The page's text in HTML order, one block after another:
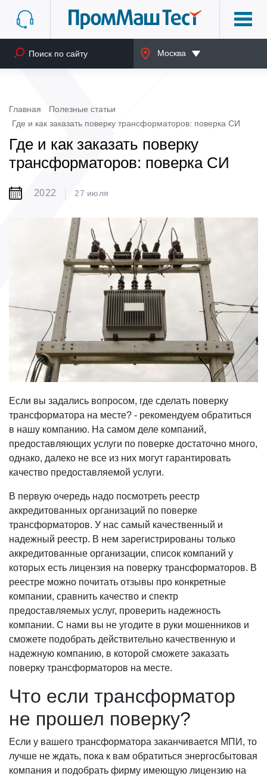
Москва
Главная
Полезные статьи
Где и как заказать поверку трансформаторов: поверка СИ
Где и как заказать поверку
трансформаторов: поверка СИ
2022 27 июля
Если вы задались вопросом, где сделать поверку
трансформатора на месте? - рекомендуем обратиться
в нашу компанию. На самом деле компаний,
предоставляющих услуги по поверке достаточно много,
однако, далеко не все из них могут гарантировать
качество предоставляемой услуги.
В первую очередь надо посмотреть реестр
аккредитованных организаций по поверке
трансформаторов. У нас самый качественный и
надежный реестр. В нем зарегистрированы только
аккредитованные организации, список компаний у
которых есть лицензия на поверку трансформаторов. В
реестре можно почитать отзывы про конкретные
компании, сравнить качество и спектр
предоставляемых услуг, проверить надежность
компании. С нами вы не угодите в руки мошенников и
сможете подобрать действительно качественную и
надежную компанию, в которой сможете заказать
поверку трансформаторов на месте.
Что если трансформатор
не прошел поверку?
Если у вашего трансформатора заканчивается МПИ, то
лучше не ждать, пока к вам обратиться энергосбытовая
компания и подобрать фирму имеющую лицензию на